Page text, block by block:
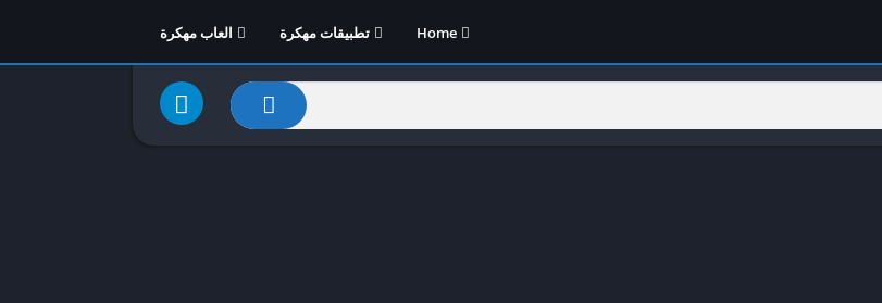
Home تطبيقات مهكرة العاب مهكرة